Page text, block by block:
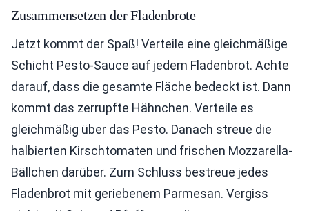
Zusammensetzen der Fladenbrote
Jetzt kommt der Spaß! Verteile eine gleichmäßige
Schicht Pesto-Sauce auf jedem Fladenbrot. Achte
darauf, dass die gesamte Fläche bedeckt ist. Dann
kommt das zerrupfte Hähnchen. Verteile es
gleichmäßig über das Pesto. Danach streue die
halbierten Kirschtomaten und frischen Mozzarella-
Bällchen darüber. Zum Schluss bestreue jedes
Fladenbrot mit geriebenem Parmesan. Vergiss